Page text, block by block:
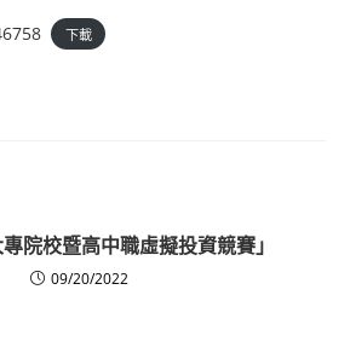
下載
專院校暨高中職虛擬投資競賽」
09/20/2022